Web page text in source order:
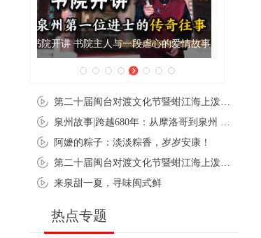
泉州肉粽亮相央视《新闻联播》
阿嬷的粽子：淡淡粽香，岁岁安康！
来泉甜一夏，寻味闽式鲜
热点专题